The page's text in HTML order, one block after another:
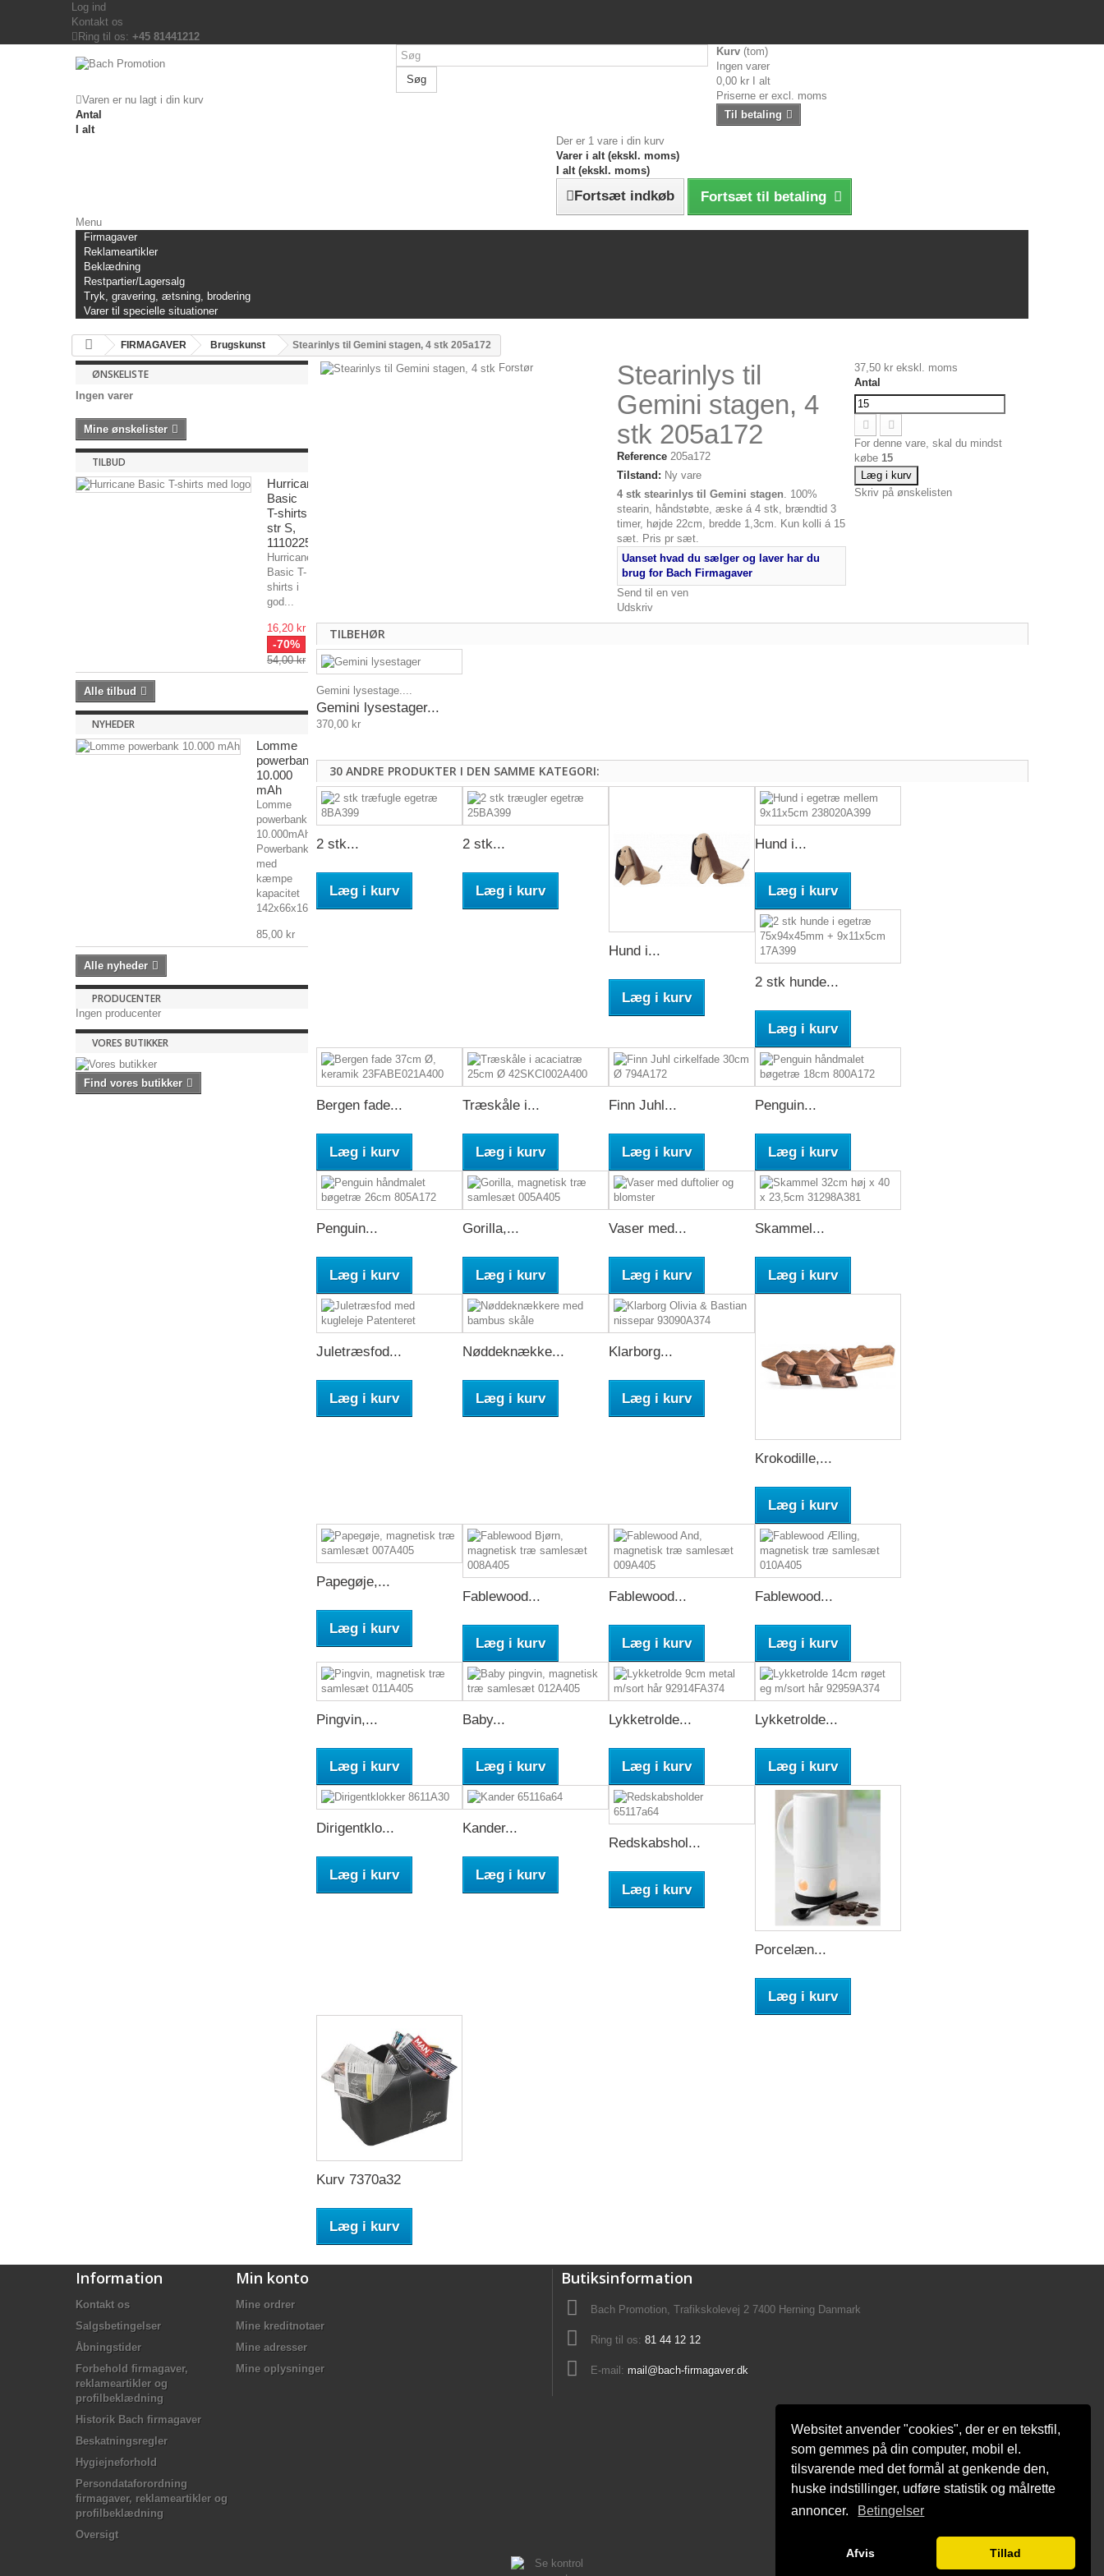
Websitet anvender "cookies", der er en tekstfil,
som gemmes på din computer, mobil el.
tilsvarende med det formål at genkende den,
huske indstillinger, udføre statistik og målrette
annoncer.
Betingelser
Afvis Tillad
Log ind
Kontakt os
Ring til os: +45 81441212
Søg
Kurv (tom)
Ingen varer
0,00 kr
I alt
Priserne er excl. moms
Til betaling
Varen er nu lagt i din kurv
Antal
I alt
Der er 1 vare i din kurv
Varer i alt (ekskl. moms)
I alt (ekskl. moms)
Fortsæt indkøb Fortsæt til betaling
Menu
Firmagaver
Reklameartikler
Beklædning
Restpartier/Lagersalg
Tryk, gravering, ætsning, brodering
Varer til specielle situationer
FIRMAGAVER Brugskunst Stearinlys til Gemini stagen, 4 stk 205a172
ØNSKELISTE
Ingen varer
Mine ønskelister
TILBUD
Hurricane
Basic
T-shirts
str S,
1110225TILBUDa61
Hurricane
Basic T-
shirts i
god...
16,20 kr
-70%
54,00 kr
Alle tilbud
NYHEDER
Lomme
powerbank
10.000
mAh
Lomme
powerbank
10.000mAh
Powerbank
med
kæmpe
kapacitet
142x66x16mm,...
85,00 kr
Alle nyheder
PRODUCENTER
Ingen producenter
VORES BUTIKKER
Find vores butikker
Forstør
Stearinlys til
Gemini stagen, 4
stk 205a172
Reference 205a172
Tilstand: Ny vare
4 stk stearinlys til Gemini stagen. 100%
stearin, håndstøbte, æske á 4 stk, brændtid 3
timer, højde 22cm, bredde 1,3cm. Kun kolli á 15
sæt. Pris pr sæt.
Uanset hvad du sælger og laver har du
brug for Bach Firmagaver
Send til en ven
Udskriv
37,50 kr ekskl. moms
Antal
For denne vare, skal du mindst
købe15
Læg i kurv
Skriv på ønskelisten
TILBEHØR
Gemini lysestage....
Gemini lysestager...
370,00 kr
30 ANDRE PRODUKTER I DEN SAMME KATEGORI:
2 stk...
Læg i kurv
2 stk...
Læg i kurv
Hund i...
Læg i kurv
Hund i...
Læg i kurv
2 stk hunde...
Læg i kurv
Bergen fade...
Læg i kurv
Træskåle i...
Læg i kurv
Finn Juhl...
Læg i kurv
Penguin...
Læg i kurv
Penguin...
Læg i kurv
Gorilla,...
Læg i kurv
Vaser med...
Læg i kurv
Skammel...
Læg i kurv
Juletræsfod...
Læg i kurv
Nøddeknække...
Læg i kurv
Klarborg...
Læg i kurv
Krokodille,...
Læg i kurv
Papegøje,...
Læg i kurv
Fablewood...
Læg i kurv
Fablewood...
Læg i kurv
Fablewood...
Læg i kurv
Pingvin,...
Læg i kurv
Baby...
Læg i kurv
Lykketrolde...
Læg i kurv
Lykketrolde...
Læg i kurv
Dirigentklo...
Læg i kurv
Kander...
Læg i kurv
Redskabshol...
Læg i kurv
Porcelæn...
Læg i kurv
Kurv 7370a32
Læg i kurv
Information
Kontakt os
Salgsbetingelser
Åbningstider
Forbehold firmagaver,
reklameartikler og
profilbeklædning
Historik Bach firmagaver
Beskatningsregler
Hygiejneforhold
Persondataforordning
firmagaver, reklameartikler og
profilbeklædning
Oversigt
Min konto
Mine ordrer
Mine kreditnotaer
Mine adresser
Mine oplysninger
Butiksinformation
Bach Promotion, Trafikskolevej 2 7400 Herning Danmark
Ring til os: 81 44 12 12
E-mail: mail@bach-firmagaver.dk